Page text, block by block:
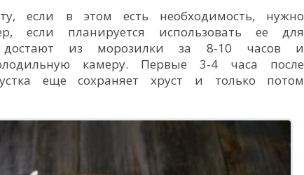
если в этом есть необходимость, нужно
если планируется использовать ее для
достают из морозилки за 8-10 часов и
камеру. Первые 3-4 часа после
еще сохраняет хруст и только потом